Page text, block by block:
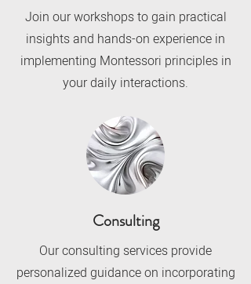
Join our workshops to gain practical
insights and hands-on experience in
implementing Montessori principles in
your daily interactions.
Consulting
Our consulting services provide
personalized guidance on incorporating